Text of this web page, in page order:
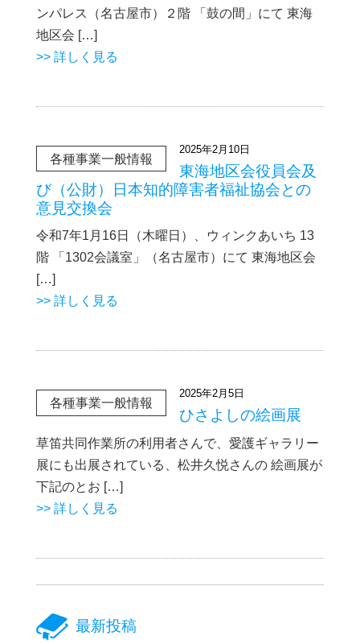
ンパレス（名古屋市）２階 「鼓の間」にて 東海
地区会 […]
>> 詳しく見る
各種事業一般情報
2025年2月10日
東海地区会役員会及
び（公財）日本知的障害者福祉協会との
意見交換会
令和7年1月16日（木曜日）、ウィンクあいち 13
階 「1302会議室」（名古屋市）にて 東海地区会
[…]
>> 詳しく見る
各種事業一般情報
2025年2月5日
ひさよしの絵画展
草笛共同作業所の利用者さんで、愛護ギャラリー
展にも出展されている、松井久悦さんの 絵画展が
下記のとお […]
>> 詳しく見る
最新投稿